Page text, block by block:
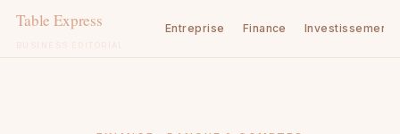
Entreprise Finance Investissement